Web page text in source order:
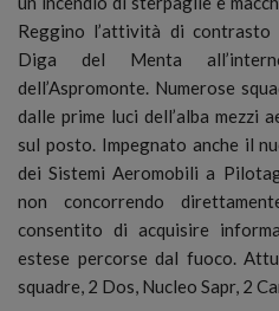
Reggino l’attività di contrasto
Diga del Menta
dell’Aspromonte. Numerose
dalle prime luci dell’alba mezzi
sul posto. Impegnato anche il
dei Sistemi Aeromobili a
non concorrendo
consentito di acquisire
estese percorse dal fuoco.
squadre, 2 Dos, Nucleo Sapr, 2